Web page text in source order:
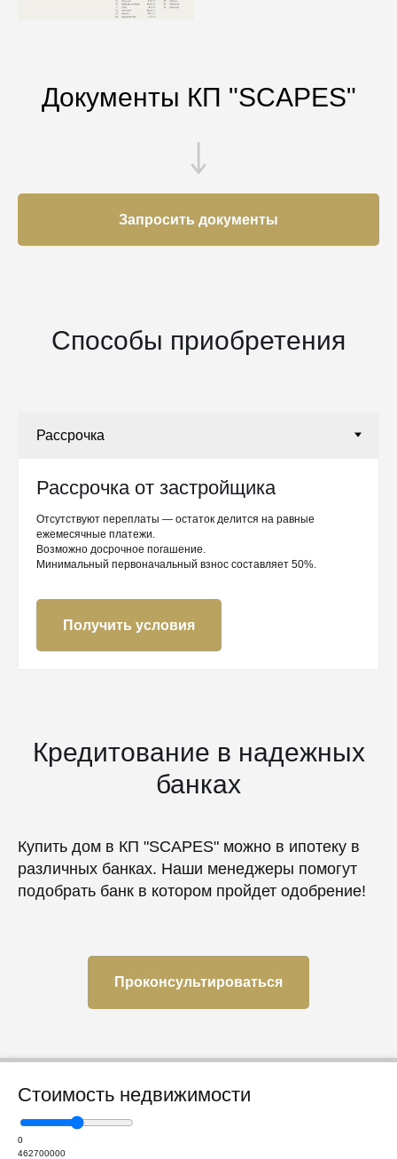
Документы КП "SCAPES"
Запросить документы
Способы приобретения
Рассрочка от застройщика
Отсутствуют переплаты — остаток делится на равные
ежемесячные платежи.
Возможно досрочное погашение.
Минимальный первоначальный взнос составляет 50%.
Получить условия
Кредитование в надежных
банках
Купить дом в КП "SCAPES" можно в ипотеку в
различных банках. Наши менеджеры помогут
подобрать банк в котором пройдет одобрение!
Проконсультироваться
Стоимость недвижимости
0
462700000